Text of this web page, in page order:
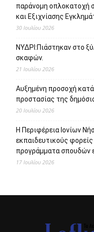
παράνομη οπλοκατοχή
και Εξιχνίασης
30 Ιουλίου 2026
ΝΥΔΡΙ:Πιάστηκαν στο
σκαφών.
21 Ιουλίου 2026
Αυξημένη προσοχή
προστασίας της
20 Ιουλίου 2026
Η Περιφέρεια Ιονίων
εκπαιδευτικούς
προγράμματα σπουδών
17 Ιουλίου 2026